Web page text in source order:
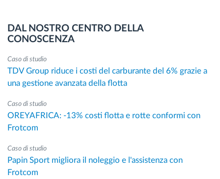
DAL NOSTRO CENTRO DELLA
CONOSCENZA
Caso di studio
TDV Group riduce i costi del carburante del 6% grazie a
una gestione avanzata della flotta
Caso di studio
OREYAFRICA: -13% costi flotta e rotte conformi con
Frotcom
Caso di studio
Papin Sport migliora il noleggio e l'assistenza con
Frotcom